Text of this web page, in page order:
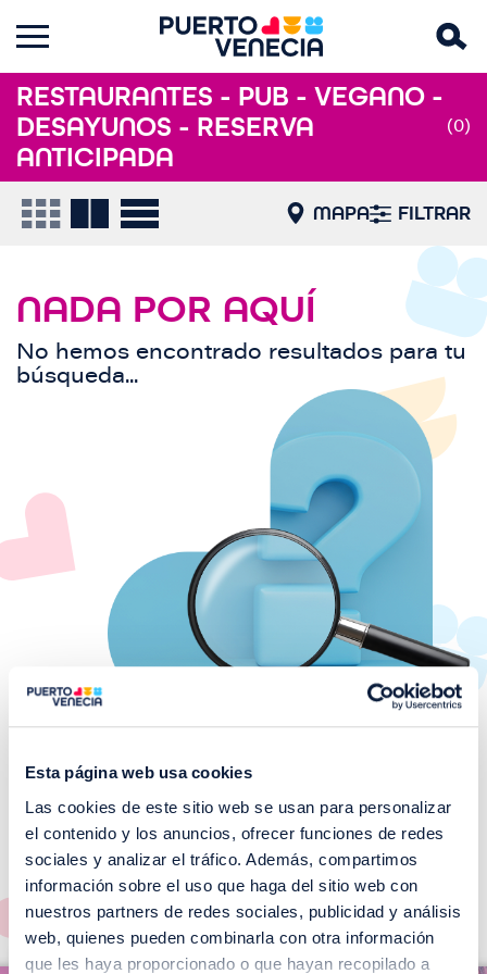
Esta página web usa cookies
Las cookies de este sitio web se usan para personalizar
el contenido y los anuncios, ofrecer funciones de redes
sociales y analizar el tráfico. Además, compartimos
información sobre el uso que haga del sitio web con
nuestros partners de redes sociales, publicidad y análisis
web, quienes pueden combinarla con otra información
que les haya proporcionado o que hayan recopilado a
RESTAURANTES - PUB - VEGANO -
DESAYUNOS - RESERVA
ANTICIPADA
(0)
MAPA FILTRAR
NADA POR AQUÍ
No hemos encontrado resultados para tu
búsqueda...
¡No te pierdas nuestros
EVENTOS!
Ver todos >